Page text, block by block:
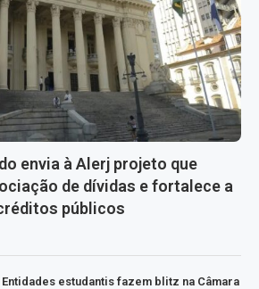
envia à Alerj projeto que
de dívidas e fortalece a
públicos
Entidades estudantis fazem blitz na Câmara